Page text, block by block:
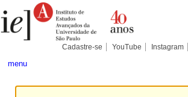
para
conteúdo.
Pessoais
Cadastre-se YouTube Instagram
menu